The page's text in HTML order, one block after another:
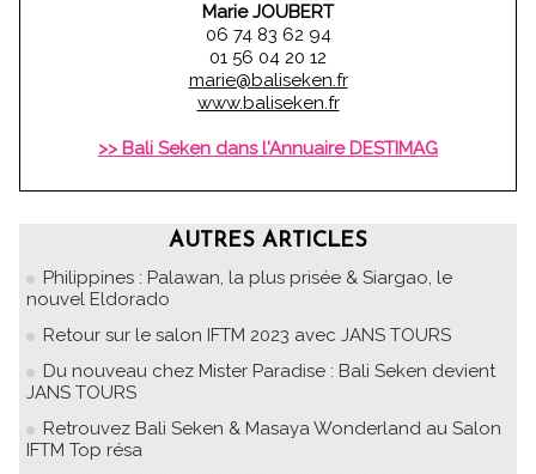
Marie JOUBERT
06 74 83 62 94
01 56 04 20 12
marie@baliseken.fr
www.baliseken.fr
>> Bali Seken dans l'Annuaire DESTIMAG
AUTRES ARTICLES
Philippines : Palawan, la plus prisée & Siargao, le
nouvel Eldorado
Retour sur le salon IFTM 2023 avec JANS TOURS
Du nouveau chez Mister Paradise : Bali Seken devient
JANS TOURS
Retrouvez Bali Seken & Masaya Wonderland au Salon
IFTM Top résa